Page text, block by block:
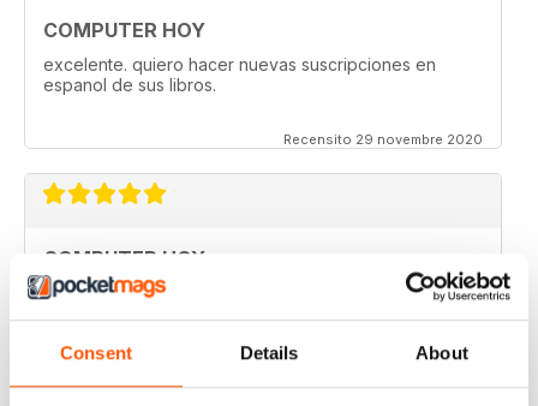
Consent Details About
COMPUTER HOY
excelente. quiero hacer nuevas suscripciones en
espanol de sus libros.
Recensito 29 novembre 2020
COMPUTER HOY
good